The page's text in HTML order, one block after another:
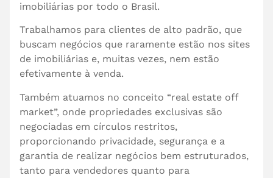
imobiliárias por todo o Brasil.
Trabalhamos para clientes de alto padrão, que
buscam negócios que raramente estão nos sites
de imobiliárias e, muitas vezes, nem estão
efetivamente à venda.
Também atuamos no conceito “real estate off
market”, onde propriedades exclusivas são
negociadas em círculos restritos,
proporcionando privacidade, segurança e a
garantia de realizar negócios bem estruturados,
tanto para vendedores quanto para